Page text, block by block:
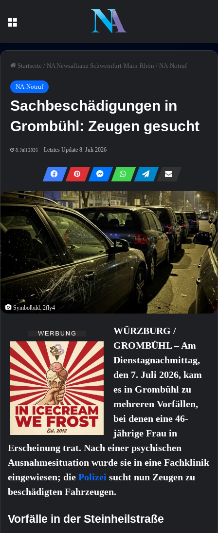
Startseite / NA Newsallianz Schweinfurt-Main-Rhön / NA-Notruf
NA-Notruf
Sachbeschädigungen in
Grombühl: Zeugen gesucht
8. Juli 2026 Letztes Update 8. Juli 2026
Symbolbild: 2fly4
WÜRZBURG /
GROMBÜHL – Am
Dienstagnachmittag,
den 7. Juli 2026, kam
es in Grombühl zu
mehreren Vorfällen,
bei denen eine 46-
jährige Frau in
Erscheinung trat. Nach einer psychischen
Ausnahmesituation wurde sie in eine Fachklinik
eingewiesen; die Polizei sucht nun Zeugen zu
beschädigten Fahrzeugen.
Vorfälle in der Steinheilstraße